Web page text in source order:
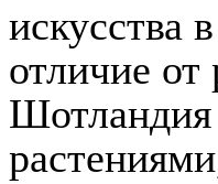
искусства
отличие